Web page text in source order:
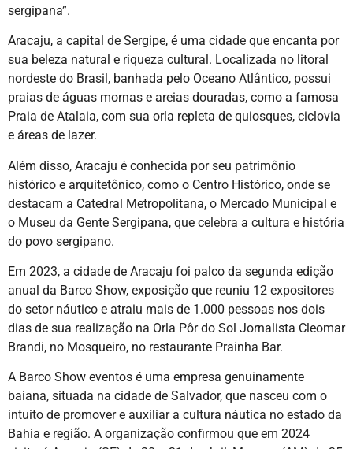
sergipana”.
Aracaju, a capital de Sergipe, é uma cidade que encanta por
sua beleza natural e riqueza cultural. Localizada no litoral
nordeste do Brasil, banhada pelo Oceano Atlântico, possui
praias de águas mornas e areias douradas, como a famosa
Praia de Atalaia, com sua orla repleta de quiosques, ciclovia
e áreas de lazer.
Além disso, Aracaju é conhecida por seu patrimônio
histórico e arquitetônico, como o Centro Histórico, onde se
destacam a Catedral Metropolitana, o Mercado Municipal e
o Museu da Gente Sergipana, que celebra a cultura e história
do povo sergipano.
Em 2023, a cidade de Aracaju foi palco da segunda edição
anual da Barco Show, exposição que reuniu 12 expositores
do setor náutico e atraiu mais de 1.000 pessoas nos dois
dias de sua realização na Orla Pôr do Sol Jornalista Cleomar
Brandi, no Mosqueiro, no restaurante Prainha Bar.
A Barco Show eventos é uma empresa genuinamente
baiana, situada na cidade de Salvador, que nasceu com o
intuito de promover e auxiliar a cultura náutica no estado da
Bahia e região. A organização confirmou que em 2024